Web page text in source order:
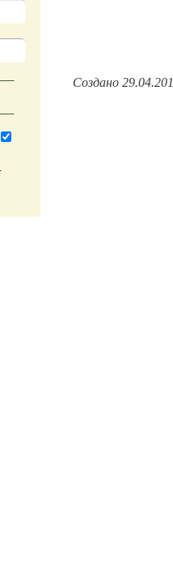
Создано